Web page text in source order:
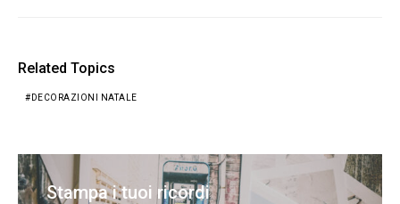
Related Topics
DECORAZIONI NATALE
Stampa i tuoi ricordi